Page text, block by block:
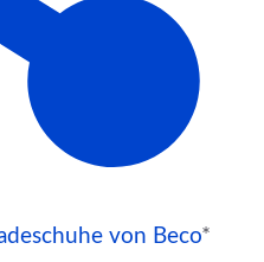
von Beco*